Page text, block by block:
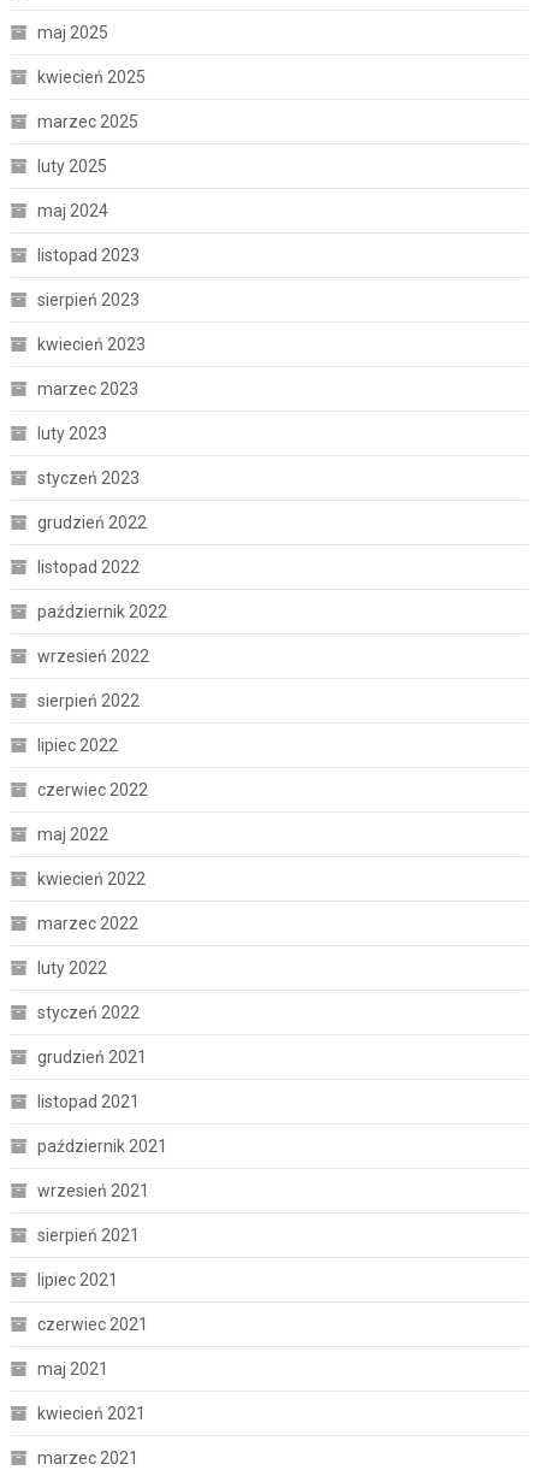
maj 2025
kwiecień 2025
marzec 2025
luty 2025
maj 2024
listopad 2023
sierpień 2023
kwiecień 2023
marzec 2023
luty 2023
styczeń 2023
grudzień 2022
listopad 2022
październik 2022
wrzesień 2022
sierpień 2022
lipiec 2022
czerwiec 2022
maj 2022
kwiecień 2022
marzec 2022
luty 2022
styczeń 2022
grudzień 2021
listopad 2021
październik 2021
wrzesień 2021
sierpień 2021
lipiec 2021
czerwiec 2021
maj 2021
kwiecień 2021
marzec 2021